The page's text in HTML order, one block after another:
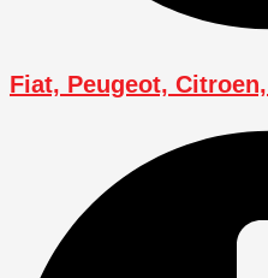
Fiat, Peugeot,